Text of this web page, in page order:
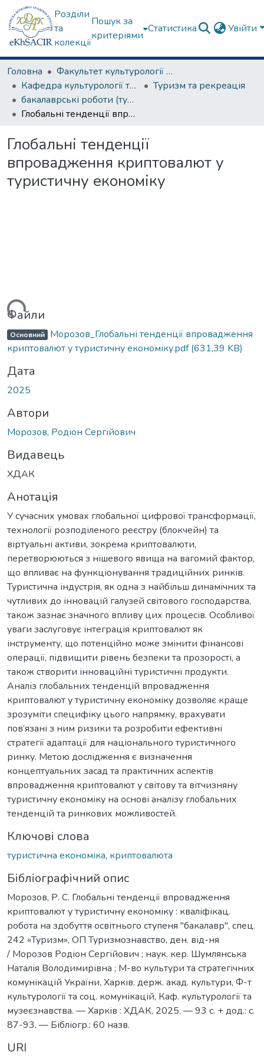
Розділи
та
колекції
Пошук за
критеріями
Статистика Увійти
Головна
Факультет культурології та соціальних комунікацій
Кафедра культурології та музеєзнавства
Туризм та рекреація
бакалаврські роботи (туризм та рекреація)
Глобальні тенденції впровадження криптовалют у туристичну економіку
Глобальні тенденції
впровадження криптовалют у
туристичну економіку
Файли
Основний Морозов_Глобальні тенденції впровадження
криптовалют у туристичну економіку.pdf(631,39 KB)
Дата
2025
Автори
Морозов, Родіон Сергійович
Видавець
ХДАК
Анотація
У сучасних умовах глобальної цифрової трансформації,
технології розподіленого реєстру (блокчейн) та
віртуальні активи, зокрема криптовалюти,
перетворюються з нішевого явища на вагомий фактор,
що впливає на функціонування традиційних ринків.
Туристична індустрія, як одна з найбільш динамічних та
чутливих до інновацій галузей світового господарства,
також зазнає значного впливу цих процесів. Особливої
уваги заслуговує інтеграція криптовалют як
інструменту, що потенційно може змінити фінансові
операції, підвищити рівень безпеки та прозорості, а
також створити інноваційні туристичні продукти.
Аналіз глобальних тенденцій впровадження
криптовалют у туристичну економіку дозволяє краще
зрозуміти специфіку цього напрямку, врахувати
пов’язані з ним ризики та розробити ефективні
стратегії адаптації для національного туристичного
ринку. Метою дослідження є визначення
концептуальних засад та практичних аспектів
впровадження криптовалют у світову та вітчизняну
туристичну економіку на основі аналізу глобальних
тенденцій та ринкових можливостей.
Ключові слова
туристична економіка, криптовалюта
Бібліографічний опис
Морозов, Р. С. Глобальні тенденції впровадження
криптовалют у туристичну економіку : кваліфікац.
робота на здобуття освітнього ступеня "бакалавр", спец.
242 «Туризм», ОП Туризмознавство, ден. від-ня
/ Морозов Родіон Сергійович ; наук. кер. Шумлянська
Наталія Володимирівна ; М-во культури та стратегічних
комунікацій України, Харків. держ. акад. культури, Ф-т
культурології та соц. комунікацій, Каф. культурології та
музеєзнавства. — Харків : ХДАК, 2025. — 93 с. + дод.: с.
87-93. — Бібліогр.: 60 назв.
URI